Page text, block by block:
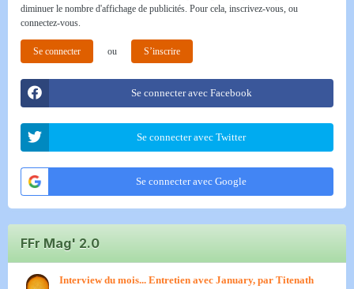
diminuer le nombre d'affichage de publicités. Pour cela, inscrivez-vous, ou
connectez-vous.
Se connecter ou S’inscrire
Se connecter avec Facebook
Se connecter avec Twitter
Se connecter avec Google
FFr Mag' 2.0
Interview du mois... Entretien avec January, par Titenath